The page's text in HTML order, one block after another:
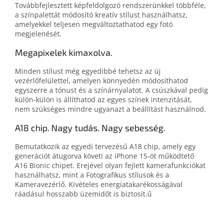
Továbbfejlesztett képfeldolgozó rendszerünkkel többféle,
a színpalettát módosító kreatív stílust használhatsz,
amelyekkel teljesen megváltoztathatod egy fotó
megjelenését.
Megapixelek kimaxolva.
Minden stílust még egyedibbé tehetsz az új
vezérlőfelülettel, amelyen könnyedén módosíthatod
egyszerre a tónust és a színárnyalatot. A csúszkával pedig
külön-külön is állíthatod az egyes színek intenzitását,
nem szükséges mindre ugyanazt a beállítást használnod.
A18 chip. Nagy tudás. Nagy sebesség.
Bemutatkozik az egyedi tervezésű A18 chip, amely egy
generációt átugorva követi az iPhone 15-öt működtető
A16 Bionic chipet. Erejével olyan fejlett kamerafunkciókat
használhatsz, mint a Fotografikus stílusok és a
Kameravezérlő. Kivételes energiatakarékosságával
ráadásul hosszabb üzemidőt is biztosít.ű